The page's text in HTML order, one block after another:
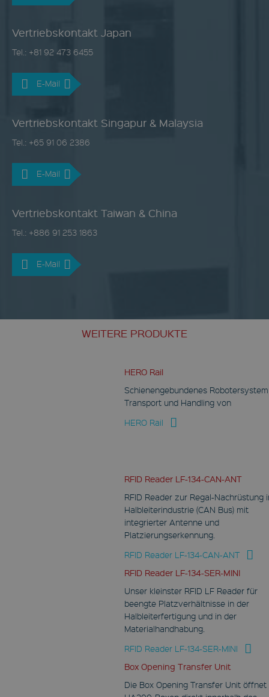
Vertriebskontakt Japan
Tel.: +81 92 473 6455
E-Mail
Vertriebskontakt Singapur & Malaysia
Tel.: +65 91 06 2386
E-Mail
Vertriebskontakt Taiwan & China
Tel.: +886 91 253 1863
E-Mail
WEITERE PRODUKTE
HERO Rail
Schienengebundenes
Transport und Handling von
HERO Rail
RFID Reader LF-134-CAN-ANT
RFID Reader zur Regal-Nachrüstung
Halbleiterindustrie (CAN Bus) mit
integrierter Antenne und
Platzierungserkennung.
RFID Reader LF-134-CAN-ANT
RFID Reader LF-134-SER-MINI
Unser kleinster RFID LF Reader für
beengte Platzverhältnisse in der
Halbleiterfertigung und in der
Materialhandhabung.
RFID Reader LF-134-SER-MINI
Box Opening Transfer Unit
Die Box Opening Transfer Unit öffnet